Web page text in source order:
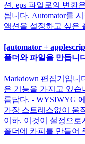
션. eps 파일로의 변환
됩니다. Automator를
액션을 설정하고 싶은
[automator +
폴더와 파일을 만듭니
Markdown 편집기입니
은 기능을 가지고 있습
름답다. - WYSIWYG
가장 스트레스없이 움
이하. 이것이 설정으로
폴더에 카피를 만들어